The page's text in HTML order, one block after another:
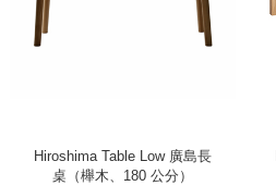
Hiroshima Table Low 廣島長
桌（櫸木、180 公分）